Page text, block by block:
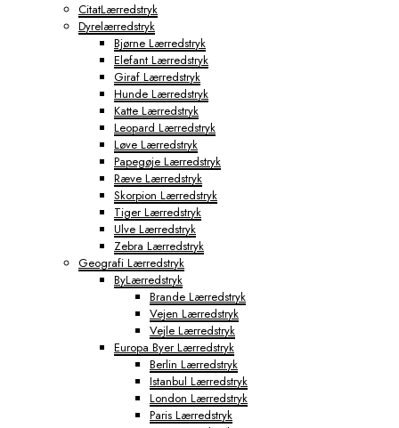
CitatLærredstryk
Dyrelærredstryk
Bjørne Lærredstryk
Elefant Lærredstryk
Giraf Lærredstryk
Hunde Lærredstryk
Katte Lærredstryk
Leopard Lærredstryk
Løve Lærredstryk
Papegøje Lærredstryk
Ræve Lærredstryk
Skorpion Lærredstryk
Tiger Lærredstryk
Ulve Lærredstryk
Zebra Lærredstryk
Geografi Lærredstryk
ByLærredstryk
Brande Lærredstryk
Vejen Lærredstryk
Vejle Lærredstryk
Europa Byer Lærredstryk
Berlin Lærredstryk
Istanbul Lærredstryk
London Lærredstryk
Paris Lærredstryk